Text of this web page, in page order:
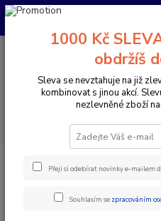
Pro nachystání kola / doplňků na
CZK
PO-PÁ 10:00-17:00 | SO: 9:00-12:00
ŘIDÍTKA EA50 AX 31.8X42
EASTON
1000 Kč
obdržíš
Sleva se nevztahuje na již
kombinovat s jinou akcí.
nezlevněné zboží
Přeji si odebírat novinky e-mailem
Souhlasím se zpracováním